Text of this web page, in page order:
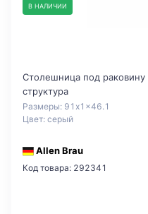
В НАЛИЧИИ
Столешница под раковину
структура
Размеры: 91x1x46.1
Цвет: серый
Allen Brau
Код товара: 292341